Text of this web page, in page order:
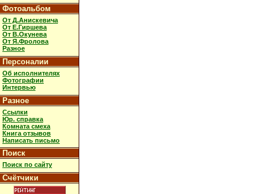
Фотоальбом
От Д.Анискевича
От Е.Гиршева
От В.Окунева
От Я.Фролова
Разное
Персоналии
Об исполнителях
Фотографии
Интервью
Разное
Ссылки
Юр. справка
Комната смеха
Книга отзывов
Написать письмо
Поиск
Поиск по сайту
Счётчики